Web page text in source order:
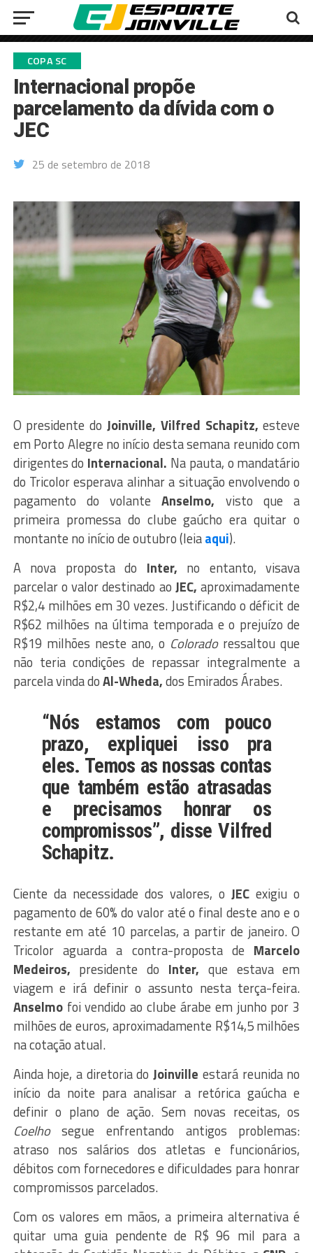
COPA SC
Internacional propõe
parcelamento da dívida com o
JEC
25 de setembro de 2018
O presidente do Joinville, Vilfred Schapitz, esteve
em Porto Alegre no início desta semana reunido com
dirigentes do Internacional. Na pauta, o mandatário
do Tricolor esperava alinhar a situação envolvendo o
pagamento do volanteAnselmo, visto que a
primeira promessa do clube gaúcho era quitar o
montante no início de outubro (leiaaqui).
A nova proposta do Inter, no entanto, visava
parcelar o valor destinado aoJEC, aproximadamente
R$2,4 milhões em 30 vezes. Justificando o déficit de
R$62 milhões na última temporada e o prejuízo de
R$19 milhões neste ano, o Coloradoressaltou que
não teria condições de repassar integralmente a
parcela vinda doAl-Wheda,dos Emirados Árabes.
“Nós estamos com pouco
prazo, expliquei isso pra
eles. Temos as nossas contas
que também estão atrasadas
e precisamos honrar os
compromissos”, disseVilfred
Schapitz.
Ciente da necessidade dos valores, oJEC exigiu o
pagamento de 60% do valor até o final deste ano e o
restante em até 10 parcelas, a partir de janeiro. O
Tricolor aguarda a contra-proposta de Marcelo
Medeiros, presidente do Inter, que estava em
viagem e irá definir o assunto nesta terça-feira.
Anselmofoi vendido ao clube árabe em junho por 3
milhões de euros, aproximadamente R$14,5 milhões
na cotação atual.
Ainda hoje, a diretoria doJoinville estará reunida no
início da noite para analisar a retórica gaúcha e
definir o plano de ação. Sem novas receitas, os
Coelhosegue enfrentando antigos problemas:
atraso nos salários dos atletas e funcionários,
débitos com fornecedores e dificuldades para honrar
compromissos parcelados.
Com os valores em mãos, a primeira alternativa é
quitar uma guia pendente de R$ 96 mil para a